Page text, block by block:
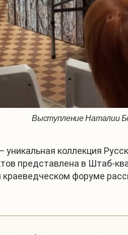
Выступление Наталии
коллекция
представлена в Штаб-
форуме